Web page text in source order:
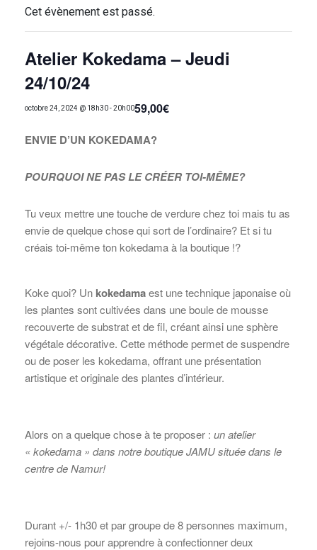
Cet évènement est passé.
Atelier Kokedama – Jeudi
24/10/24
octobre 24, 2024 @ 18h30-20h0059,00€
ENVIE D’UN KOKEDAMA?
POURQUOI NE PAS LE CRÉER TOI-MÊME?
Tu veux mettre une touche de verdure chez toi mais tu as
envie de quelque chose qui sort de l’ordinaire? Et si tu
créais toi-même ton kokedamaà la boutique !?
Koke quoi? Un kokedamaest une technique japonaise où
les plantes sont cultivées dans une boule de mousse
recouverte de substrat et de fil, créant ainsi une sphère
végétale décorative. Cette méthode permet de suspendre
ou de poser les kokedama, offrant une présentation
artistique et originale des plantes d’intérieur.
Alors on a quelque chose à te proposer : unatelier
« kokedama » dans notre boutique JAMU située dans le
centre de Namur!
Durant +/- 1h30et par groupe de8 personnes maximum,
rejoins-nous pour apprendre à confectionner deux